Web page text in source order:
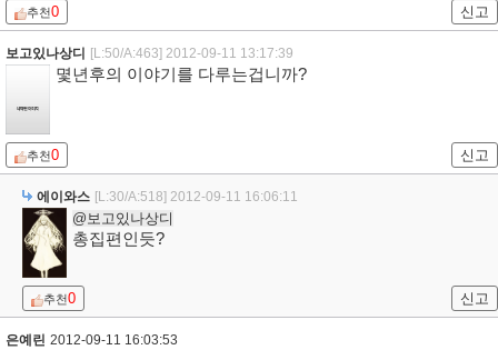
추천0 신고
보고있나상디 [L:50/A:463] 2012-09-11 13:17:39
몇년후의 이야기를 다루는겁니까?
추천0 신고
에이와스 [L:30/A:518] 2012-09-11 16:06:11
@보고있나상디
총집편인듯?
추천0 신고
은예린 2012-09-11 16:03:53